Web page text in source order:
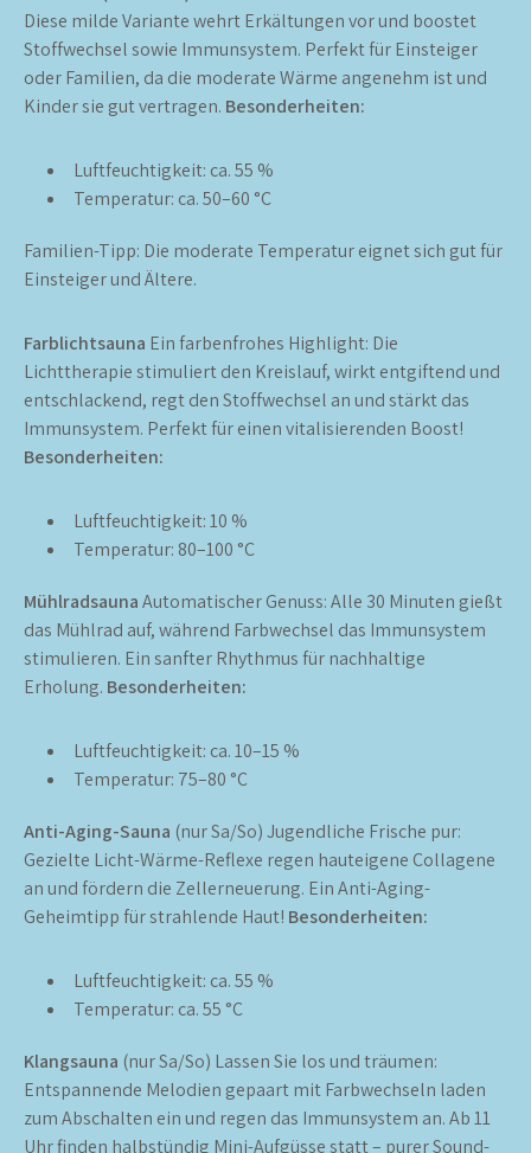
Diese milde Variante wehrt Erkältungen vor und boostet
Stoffwechsel sowie Immunsystem. Perfekt für Einsteiger
oder Familien, da die moderate Wärme angenehm ist und
Kinder sie gut vertragen. Besonderheiten:
Luftfeuchtigkeit: ca. 55 %
Temperatur: ca. 50–60 °C
Familien-Tipp: Die moderate Temperatur eignet sich gut für
Einsteiger und Ältere.
Farblichtsauna Ein farbenfrohes Highlight: Die
Lichttherapie stimuliert den Kreislauf, wirkt entgiftend und
entschlackend, regt den Stoffwechsel an und stärkt das
Immunsystem. Perfekt für einen vitalisierenden Boost!
Besonderheiten:
Luftfeuchtigkeit: 10 %
Temperatur: 80–100 °C
MühlradsaunaAutomatischer Genuss: Alle 30 Minuten gießt
das Mühlrad auf, während Farbwechsel das Immunsystem
stimulieren. Ein sanfter Rhythmus für nachhaltige
Erholung. Besonderheiten:
Luftfeuchtigkeit: ca. 10–15 %
Temperatur: 75–80 °C
Anti-Aging-Sauna (nur Sa/So) Jugendliche Frische pur:
Gezielte Licht-Wärme-Reflexe regen hauteigene Collagene
an und fördern die Zellerneuerung. Ein Anti-Aging-
Geheimtipp für strahlende Haut! Besonderheiten:
Luftfeuchtigkeit: ca. 55 %
Temperatur: ca. 55 °C
Klangsauna (nur Sa/So) Lassen Sie los und träumen:
Entspannende Melodien gepaart mit Farbwechseln laden
zum Abschalten ein und regen das Immunsystem an. Ab 11
Uhr finden halbstündig Mini-Aufgüsse statt – purer Sound-